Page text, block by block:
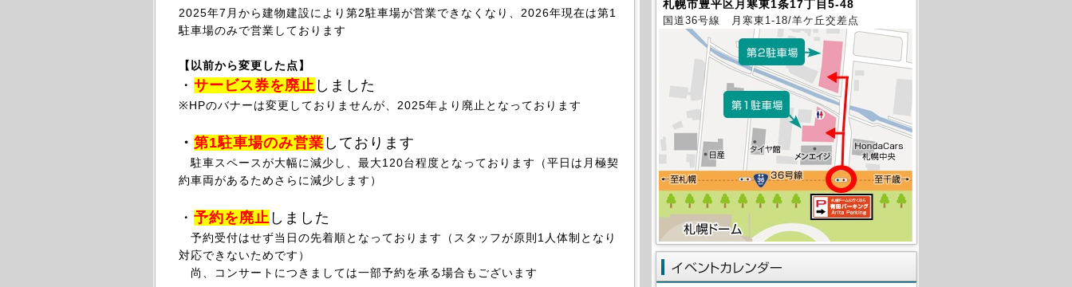
2025年7月から建物建設により第2駐車場が営業できなくなり、2026年現在は第1
駐車場のみで営業しております
【以前から変更した点】
・ サービス券を廃止 しました
※HPのバナーは変更しておりませんが、2025年より廃止となっております
・ 第1駐車場のみ営業 しております
駐車スペースが大幅に減少し、最大120台程度となっております（平日は月極契
約車両があるためさらに減少します）
・ 予約を廃止 しました
予約受付はせず当日の先着順となっております（ スタッフが原則1人体制となり
対応できないためです）
尚、コンサートにつきましては一部予約を承る場合もございます
札幌市豊平区月寒東1条17丁目5-48
国道36号線 月寒東1-18/羊ケ丘交差点